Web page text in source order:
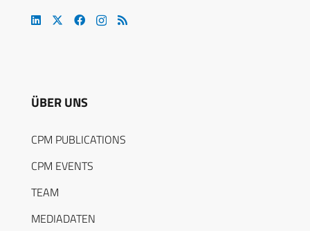
ÜBER UNS
CPM PUBLICATIONS
CPM EVENTS
TEAM
MEDIADATEN